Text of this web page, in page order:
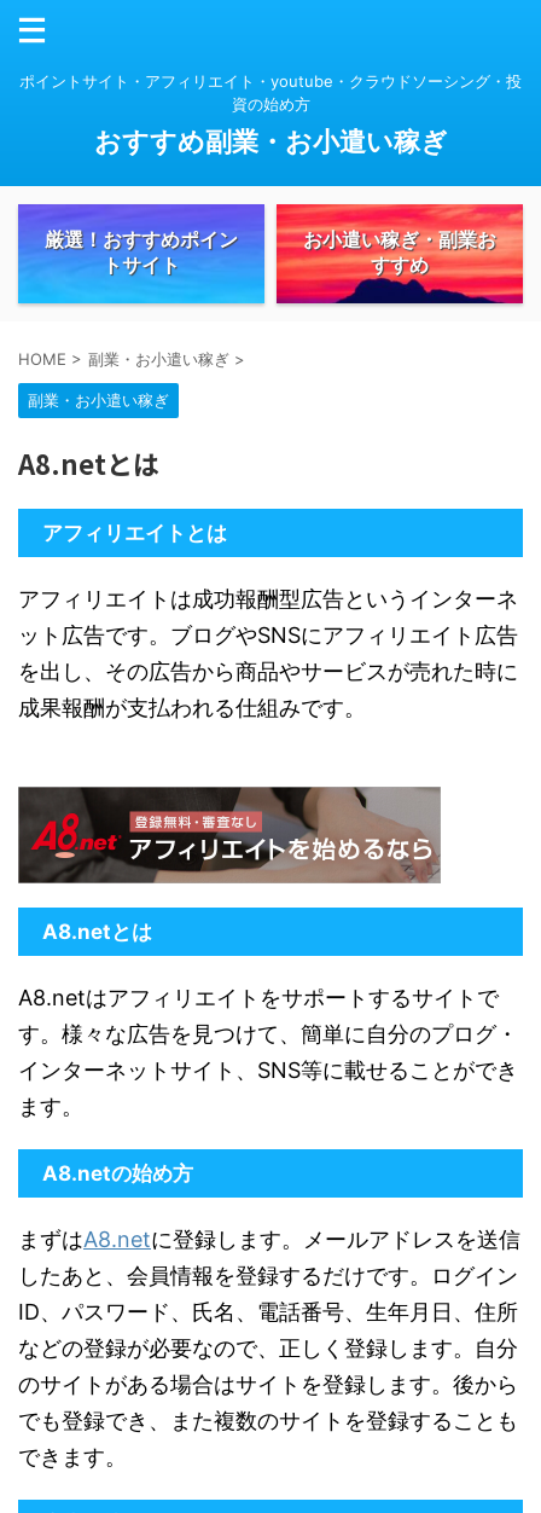
ポイントサイト・アフィリエイト・youtube・クラウドソーシング・投
資の始め方
おすすめ副業・お小遣い稼ぎ
厳選！おすすめポイン
トサイト
お小遣い稼ぎ・副業お
すすめ
HOME > 副業・お小遣い稼ぎ >
副業・お小遣い稼ぎ
A8.netとは
アフィリエイトとは
アフィリエイトは成功報酬型広告というインターネ
ット広告です。ブログやSNSにアフィリエイト広告
を出し、その広告から商品やサービスが売れた時に
成果報酬が支払われる仕組みです。
A8.netとは
A8.netはアフィリエイトをサポートするサイトで
す。様々な広告を見つけて、簡単に自分のプログ・
インターネットサイト、SNS等に載せることができ
ます。
A8.netの始め方
まずはA8.netに登録します。メールアドレスを送信
したあと、会員情報を登録するだけです。ログイン
ID、パスワード、氏名、電話番号、生年月日、住所
などの登録が必要なので、正しく登録します。自分
のサイトがある場合はサイトを登録します。後から
でも登録でき、また複数のサイトを登録することも
できます。